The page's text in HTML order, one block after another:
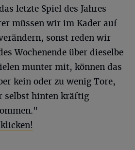
letzte Spiel des Jahres
müssen wir im Kader auf
sonst reden wir
Wochenende über dieselbe
munter mit, können das
kein oder zu wenig Tore,
selbst hinten kräftig